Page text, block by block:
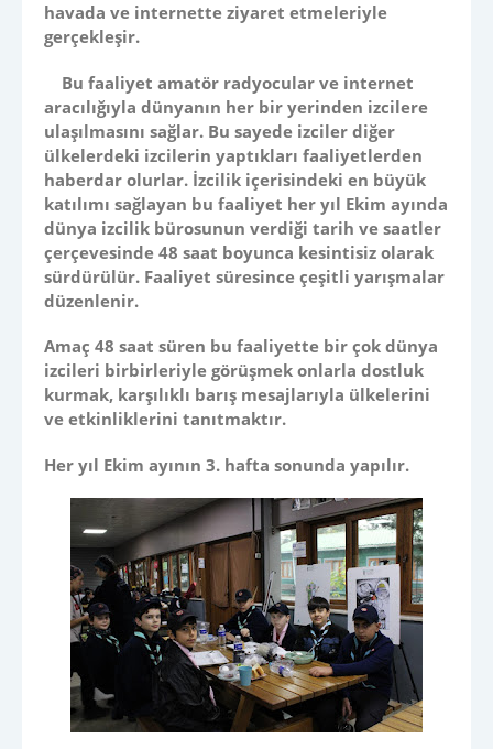
havada ve internette ziyaret etmeleriyle
gerçekleşir.
Bu faaliyet amatör radyocular ve internet
aracılığıyla dünyanın her bir yerinden izcilere
ulaşılmasını sağlar. Bu sayede izciler diğer
ülkelerdeki izcilerin yaptıkları faaliyetlerden
haberdar olurlar. İzcilik içerisindeki en büyük
katılımı sağlayan bu faaliyet her yıl Ekim ayında
dünya izcilik bürosunun verdiği tarih ve saatler
çerçevesinde 48 saat boyunca kesintisiz olarak
sürdürülür. Faaliyet süresince çeşitli yarışmalar
düzenlenir.
Amaç 48 saat süren bu faaliyette bir çok dünya
izcileri birbirleriyle görüşmek onlarla dostluk
kurmak, karşılıklı barış mesajlarıyla ülkelerini
ve etkinliklerini tanıtmaktır.
Her yıl Ekim ayının 3. hafta sonunda yapılır.